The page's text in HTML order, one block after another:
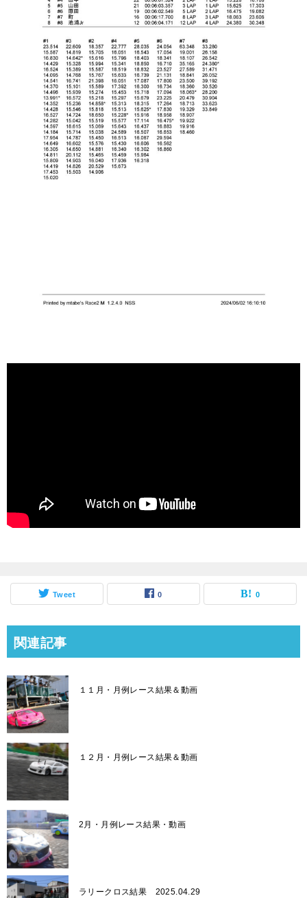
Tweet 0 0
関連記事
１１月・月例レース結果＆動画
１２月・月例レース結果＆動画
2月・月例レース結果・動画
ラリークロス結果 2025.04.29